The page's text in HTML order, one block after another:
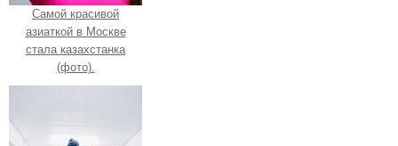
Самой красивой
азиаткой в Москве
стала казахстанка
(фото).